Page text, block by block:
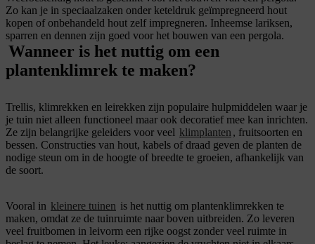
Zo kan je in speciaalzaken onder keteldruk geïmpregneerd hout
kopen of onbehandeld hout zelf impregneren. Inheemse lariksen,
sparren en dennen zijn goed voor het bouwen van een pergola.
Wanneer is het nuttig om een
plantenklimrek te maken?
Trellis, klimrekken en leirekken zijn populaire hulpmiddelen waar je
je tuin niet alleen functioneel maar ook decoratief mee kan inrichten.
Ze zijn belangrijke geleiders voor veel klimplanten , fruitsoorten en
bessen. Constructies van hout, kabels of draad geven de planten de
nodige steun om in de hoogte of breedte te groeien, afhankelijk van
de soort.
Vooral in kleinere tuinen is het nuttig om plantenklimrekken te
maken, omdat ze de tuinruimte naar boven uitbreiden. Zo leveren
veel fruitbomen in leivorm een rijke oogst zonder veel ruimte in